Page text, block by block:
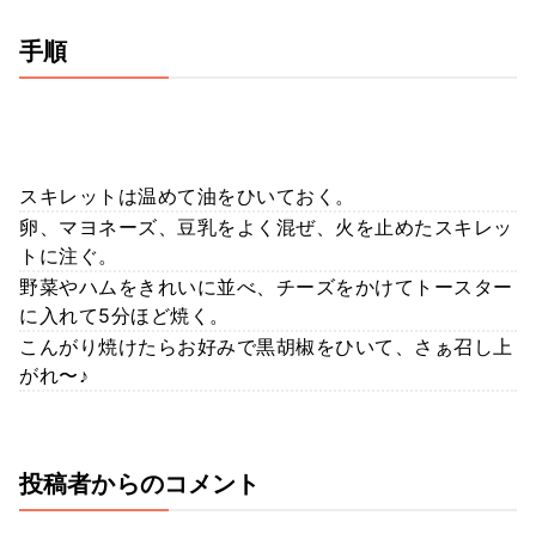
手順
スキレットは温めて油をひいておく。
卵、マヨネーズ、豆乳をよく混ぜ、火を止めたスキレッ
トに注ぐ。
野菜やハムをきれいに並べ、チーズをかけてトースター
に入れて5分ほど焼く。
こんがり焼けたらお好みで黒胡椒をひいて、さぁ召し上
がれ〜♪
投稿者からのコメント